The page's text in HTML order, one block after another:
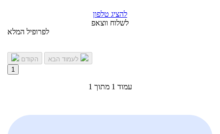
להציג טלפון
לשלוח ווצאפ
לפרופיל המלא
הקודם
1
עמוד 1 מתוך 1